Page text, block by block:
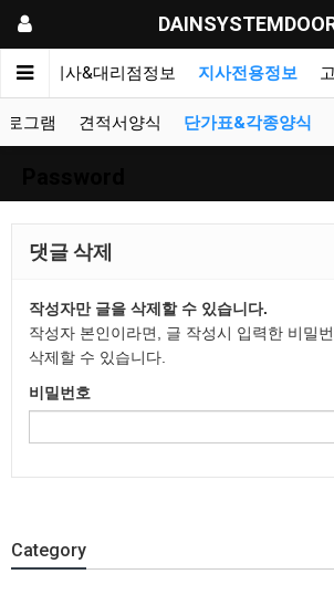
오 지사&대리점정보 지사전용정보
로그램 견적서양식 단가표&각종양식
댓글 삭제
작성자만 글을 삭제할 수 있습니다.
작성자 본인이라면, 글 작성시 입력한 비밀
삭제할 수 있습니다.
비밀번호
Category